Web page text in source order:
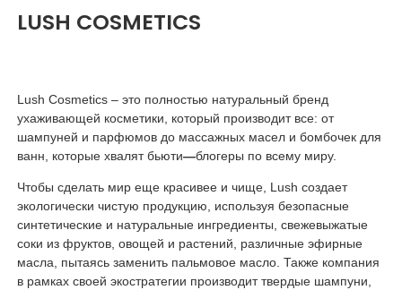
LUSH COSMETICS
Lush Cosmetics – это полностью натуральный бренд
ухаживающей косметики, который производит все: от
шампуней и парфюмов до массажных масел и бомбочек для
ванн, которые хвалят бьюти—блогеры по всему миру.
Чтобы сделать мир еще красивее и чище, Lush создает
экологически чистую продукцию, используя безопасные
синтетические и натуральные ингредиенты, свежевыжатые
соки из фруктов, овощей и растений, различные эфирные
масла, пытаясь заменить пальмовое масло. Также компания
в рамках своей экостратегии производит твердые шампуни,